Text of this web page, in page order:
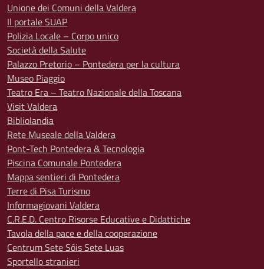
Unione dei Comuni della Valdera
Il portale SUAP
Polizia Locale – Corpo unico
Società della Salute
Palazzo Pretorio – Pontedera per la cultura
Museo Piaggio
Teatro Era – Teatro Nazionale della Toscana
Visit Valdera
Bibliolandia
Rete Museale della Valdera
Pont-Tech Pontedera & Tecnologia
Piscina Comunale Pontedera
Mappa sentieri di Pontedera
Terre di Pisa Turismo
Informagiovani Valdera
C.R.E.D. Centro Risorse Educative e Didattiche
Tavola della pace e della cooperazione
Centrum Sete Sóis Sete Luas
Sportello stranieri